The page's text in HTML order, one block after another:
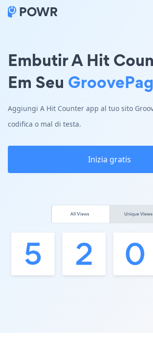
Embutir A Hit
Em Seu
Aggiungi A Hit Counter app al tuo sito
codifica o mal di testa.
Inizia gratis